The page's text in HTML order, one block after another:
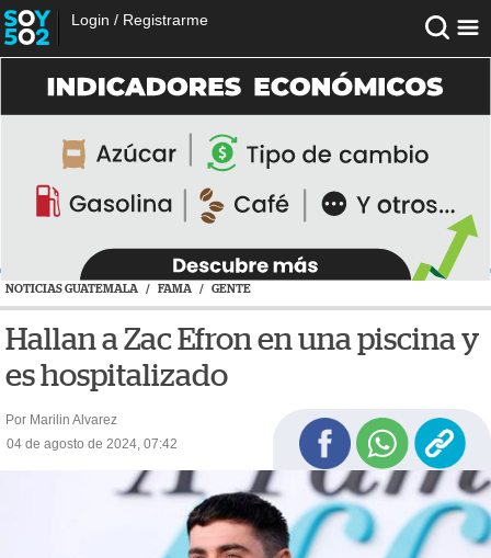
Login / Registrarme
NOTICIAS GUATEMALA / FAMA / GENTE
Hallan a Zac Efron en una piscina y
es hospitalizado
Por Marilin Alvarez
04 de agosto de 2024, 07:42